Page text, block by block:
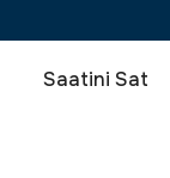
Saatini Sat